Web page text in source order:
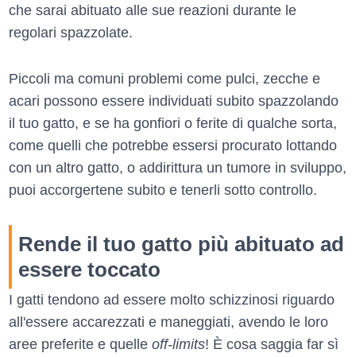
che sarai abituato alle sue reazioni durante le
regolari spazzolate.
Piccoli ma comuni problemi come pulci, zecche e
acari possono essere individuati subito spazzolando
il tuo gatto, e se ha gonfiori o ferite di qualche sorta,
come quelli che potrebbe essersi procurato lottando
con un altro gatto, o addirittura un tumore in sviluppo,
puoi accorgertene subito e tenerli sotto controllo.
Rende il tuo gatto più abituato ad
essere toccato
I gatti tendono ad essere molto schizzinosi riguardo
all'essere accarezzati e maneggiati, avendo le loro
aree preferite e quelle off-limits! È cosa saggia far sì